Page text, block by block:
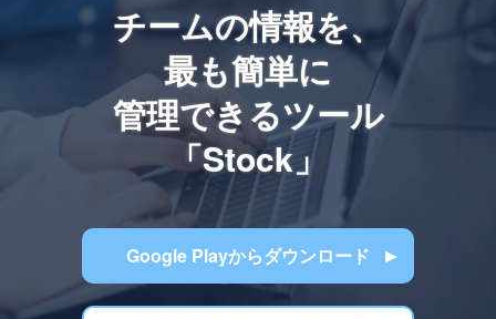
チームの情報を、
最も簡単に
管理できるツール
「Stock」
Google Playからダウンロード